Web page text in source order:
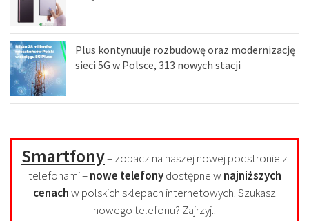
Plus kontynuuje rozbudowę oraz modernizację
sieci 5G w Polsce, 313 nowych stacji
Smartfony– zobacz na naszej nowej podstronie z
telefonami –nowe telefonydostępne w najniższych
cenachw polskich sklepach internetowych. Szukasz
nowego telefonu? Zajrzyj..